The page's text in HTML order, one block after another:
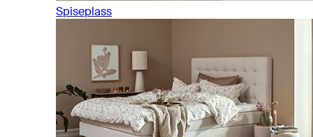
Spiseplass